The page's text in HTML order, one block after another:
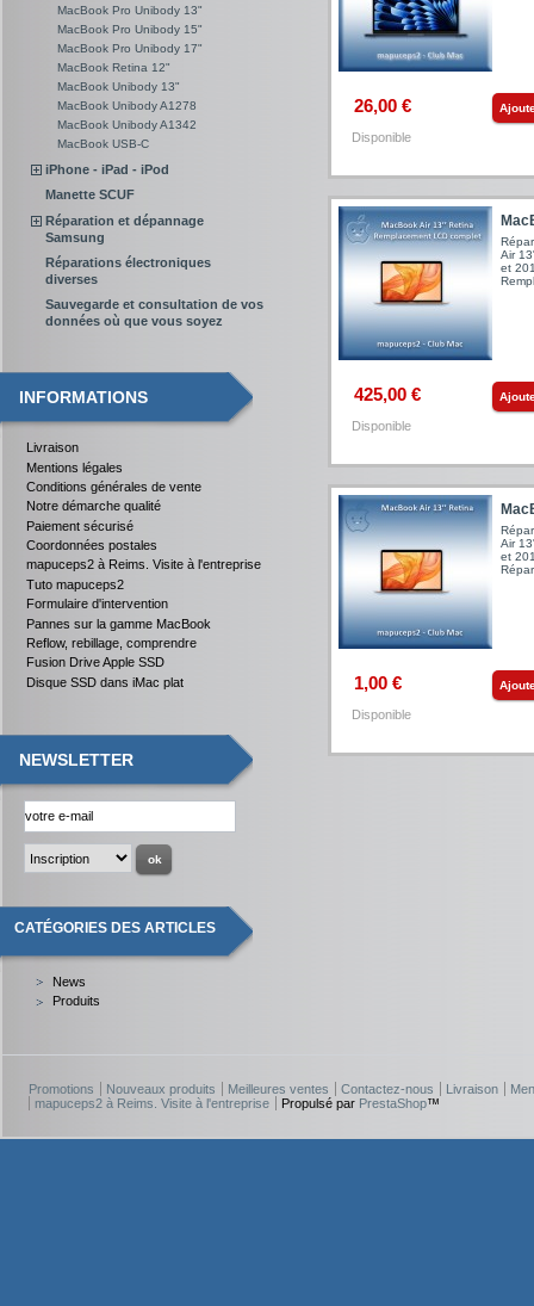
MacBook Pro Unibody 13"
MacBook Pro Unibody 15"
MacBook Pro Unibody 17"
MacBook Retina 12"
MacBook Unibody 13"
MacBook Unibody A1278
MacBook Unibody A1342
MacBook USB-C
iPhone - iPad - iPod
Manette SCUF
Réparation et dépannage
Samsung
Réparations électroniques
diverses
Sauvegarde et consultation de vos
données où que vous soyez
INFORMATIONS
Livraison
Mentions légales
Conditions générales de vente
Notre démarche qualité
Paiement sécurisé
Coordonnées postales
mapuceps2 à Reims. Visite à l'entreprise
Tuto mapuceps2
Formulaire d'intervention
Pannes sur la gamme MacBook
Reflow, rebillage, comprendre
Fusion Drive Apple SSD
Disque SSD dans iMac plat
NEWSLETTER
CATÉGORIES DES ARTICLES
News
Produits
26,00 €
Disponible
Air
et
425,00 €
Disponible
Air
et
1,00 €
Disponible
Promotions Nouveaux produits Meilleures ventes Contactez-nous Livraison
mapuceps2 à Reims. Visite à l'entreprise
Propulsé par PrestaShop™